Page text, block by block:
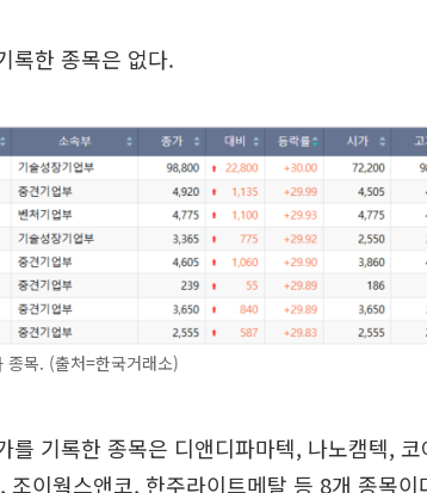
록한 종목은 없다.
목. (출처=한국거래소)
를 기록한 종목은 디앤디파마텍, 나노캠텍,
조이웍스앤코, 한주라이트메탈 등 8개 종목이